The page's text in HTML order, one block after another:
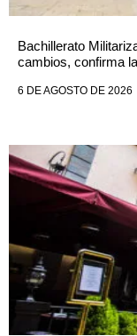
Bachillerato
cambios, confirma
6 DE AGOSTO DE 2026